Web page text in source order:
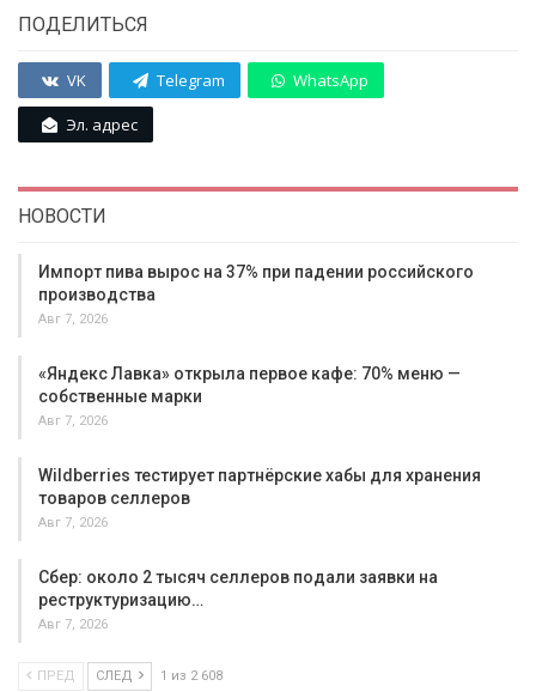
ПОДЕЛИТЬСЯ
VK Telegram WhatsApp
Эл. адрес
НОВОСТИ
Импорт пива вырос на 37% при падении российского
производства
Авг 7, 2026
«Яндекс Лавка» открыла первое кафе: 70% меню —
собственные марки
Авг 7, 2026
Wildberries тестирует партнёрские хабы для хранения
товаров селлеров
Авг 7, 2026
Сбер: около 2 тысяч селлеров подали заявки на
реструктуризацию…
Авг 7, 2026
ПРЕД СЛЕД 1 из 2 608